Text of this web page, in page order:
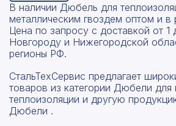
В наличии Дюбель для
металлическим гвоздем оптом и в
Цена по запросу с доставкой от
Новгороду и Нижегородской
регионы РФ.
СтальТехСервис предлагает
товаров из категории Дюбели для
теплоизоляции и другую
Дюбели .